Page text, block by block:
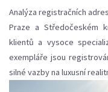
Analýza registračních
Praze a Středočeském
klientů a vysoce
exempláře jsou
silné vazby na luxusní